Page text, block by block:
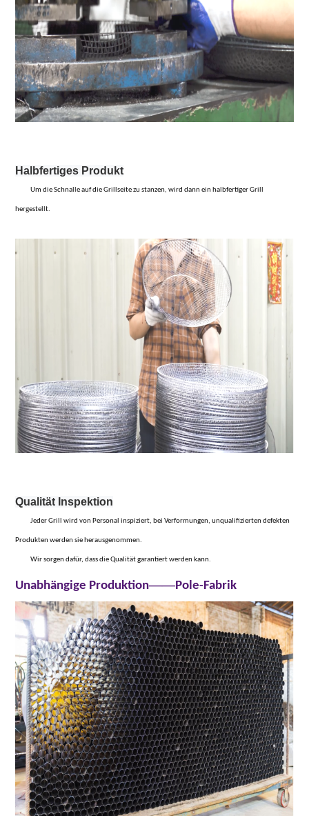
Halbfertiges Produkt
Um die Schnalle auf die Grillseite zu stanzen, wird dann ein halbfertiger Grill
hergestellt.
Qualität Inspektion
Jeder Grill wird von Personal inspiziert, bei Verformungen, unqualifizierten defekten
Produkten werden sie herausgenommen.
Wir sorgen dafür, dass die Qualität garantiert werden kann.
Unabhängige Produktion——Pole-Fabrik